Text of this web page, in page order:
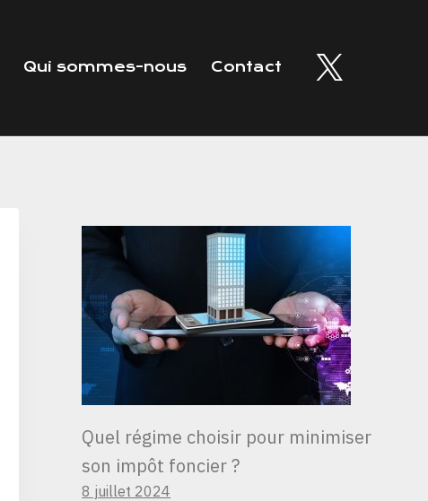
Qui sommes-nous Contact
Quel régime choisir pour minimiser
son impôt foncier ?
8 juillet 2024